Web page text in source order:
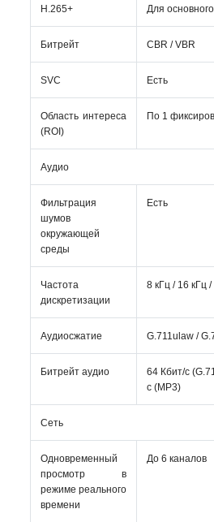
H.265+ Для
Битрейт CBR / VBR
SVC Есть
Область интереса
(ROI)
По 1
Аудио
Фильтрация
шумов
окружающей
среды
Есть
Частота
дискретизации
8 кГц / 16 кГц
Аудиосжатие G.711ulaw /
Битрейт аудио
64 Кбит/с
с (MP3)
Сеть
Одновременный
просмотр в
режиме реального
времени
До 6 каналов